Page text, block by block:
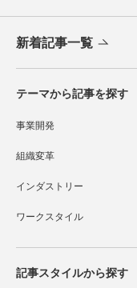
新着記事一覧
テーマから記事を探す
事業開発
組織変革
インダストリー
ワークスタイル
記事スタイルから探す